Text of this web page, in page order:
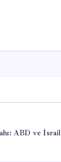
ABD ve İsrail